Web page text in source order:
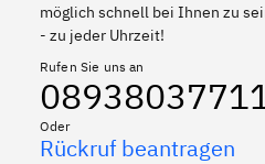
möglich schnell bei Ihnen zu
- zu jeder Uhrzeit!
Rufen Sie uns an
Oder
Rückruf beantragen